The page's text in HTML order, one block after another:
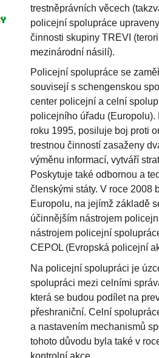
trestněprávních věcech
policejní spolupráce
činnosti skupiny TREVI
mezinárodní násilí).
Policejní spolupráce se
souvisejí s schengenskou
center policejní a celní
policejního úřadu
roku 1995, posiluje boj proti
trestnou činností zasaženy
výměnu informací, vytváří
Poskytuje také odbornou a
členskými státy. V roce 2008
Europolu, na jejímž základě
účinnějším nástrojem
nástrojem policejní
CEPOL (Evropská policejní
Na policejní spolupráci je
spolupráci mezi celními
která se budou podílet na
přeshraniční. Celní
a nastavením mechanismů
tohoto důvodu byla také v
kontrolní akce.